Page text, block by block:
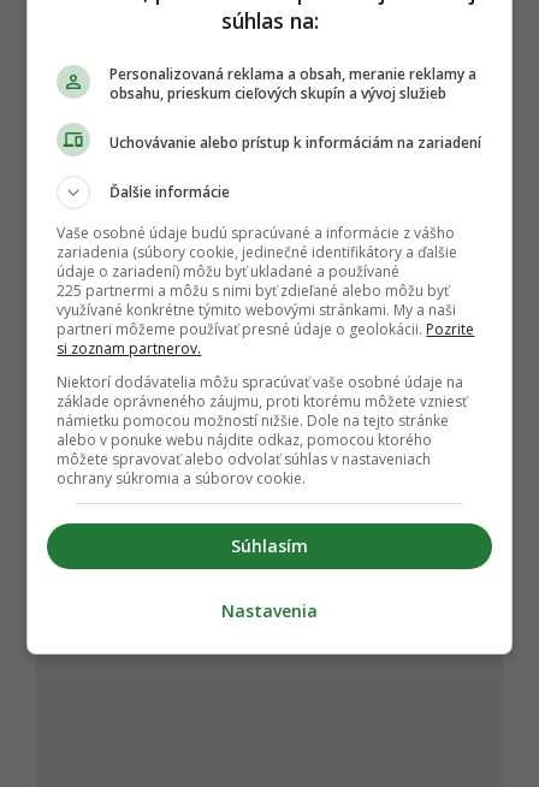
ALKOHOLIZMUS, BIPOLÁRNA PORUCHA,
DEPRESIA, HISTORICKÉ OSOBNOSTI,
PORUCHY OSOBNOSTI,
PSYCHICKÉ PROBLÉMY
ZÁVISLOSŤ
Sledujte nás na Google Správy
Nenechajte si ujsť žiadne dôležité novinky.
☆Sledovať
Po otvorení kliknite na hviezdičku ★Sledovať
REKLAMA
súhlas na:
Personalizovaná reklama a obsah, meranie reklamy a
obsahu, prieskum cieľových skupín a vývoj služieb
Uchovávanie alebo prístup k informáciám na zariadení
Ďalšie informácie
Vaše osobné údaje budú spracúvané a informácie z vášho
zariadenia (súbory cookie, jedinečné identifikátory a ďalšie
údaje o zariadení) môžu byť ukladané a používané
225 partnermi a môžu s nimi byť zdieľané alebo môžu byť
využívané konkrétne týmito webovými stránkami. My a naši
partneri môžeme používať presné údaje o geolokácii. Pozrite
si zoznam partnerov.
Niektorí dodávatelia môžu spracúvať vaše osobné údaje na
základe oprávneného záujmu, proti ktorému môžete vzniesť
námietku pomocou možností nižšie. Dole na tejto stránke
alebo v ponuke webu nájdite odkaz, pomocou ktorého
môžete spravovať alebo odvolať súhlas v nastaveniach
ochrany súkromia a súborov cookie.
Súhlasím
Nastavenia